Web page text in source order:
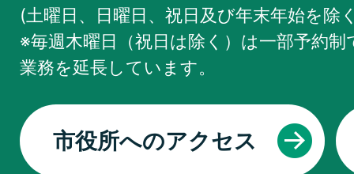
(土曜日、日曜日、祝日及び年末年始を除
※毎週木曜日（祝日は除く）は一部予約
業務を延長しています。
市役所へのアクセス